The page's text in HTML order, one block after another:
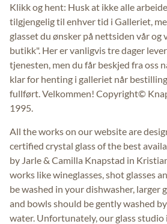
Klikk og hent: Husk at ikke alle
tilgjengelig til enhver tid i Galleriet,
glasset du ønsker på nettsiden vår og
butikk". Her er vanligvis tre dager
tjenesten, men du får beskjed fra oss
klar for henting i galleriet når
fullført. Velkommen! Copyright©
1995.
All the works on our website are
certified crystal glass of the best
by Jarle & Camilla Knapstad in
works like wineglasses, shot glasses
be washed in your dishwasher, larger
and bowls should be gently washed
water. Unfortunately, our glass